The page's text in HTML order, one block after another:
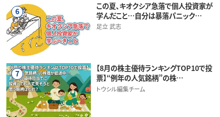
6
この夏、キオクシア急落で個人投資家が
学んだこと…自分は暴落パニック…
足立 武志
7
【8月の株主優待ランキングTOP10で投
票】“例年の人気銘柄”の株…
トウシル編集チーム